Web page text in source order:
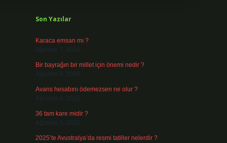
Son Yazılar
Karaca emsan mı ?
Ağustos 7, 2026
Bir bayrağın bir millet için önemi nedir ?
Ağustos 6, 2026
Avans hesabını ödemezsen ne olur ?
Ağustos 4, 2026
36 tam kare midir ?
Ağustos 3, 2026
2025’te Avustralya’da resmi tatiller nelerdir ?